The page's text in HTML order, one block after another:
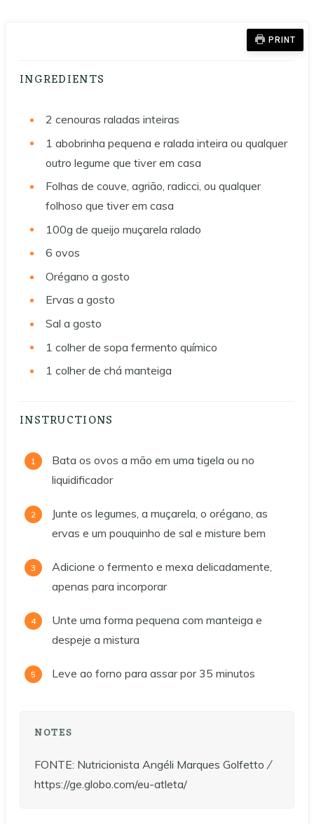
PRINT
INGREDIENTS
2 cenouras raladas inteiras
1 abobrinha pequena e ralada inteira ou qualquer
outro legume que tiver em casa
Folhas de couve, agrião, radicci, ou qualquer
folhoso que tiver em casa
100g de queijo muçarela ralado
6 ovos
Orégano a gosto
Ervas a gosto
Sal a gosto
1 colher de sopa fermento químico
1 colher de chá manteiga
INSTRUCTIONS
Bata os ovos a mão em uma tigela ou no
liquidificador
Junte os legumes, a muçarela, o orégano, as
ervas e um pouquinho de sal e misture bem
Adicione o fermento e mexa delicadamente,
apenas para incorporar
Unte uma forma pequena com manteiga e
despeje a mistura
Leve ao forno para assar por 35 minutos
NOTES
FONTE: Nutricionista Angéli Marques Golfetto /
https://ge.globo.com/eu-atleta/